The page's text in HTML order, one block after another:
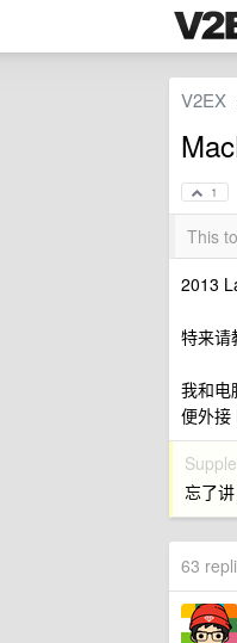
V2EX
1
This
2013
特来请
我和电
便外接
忘了
63